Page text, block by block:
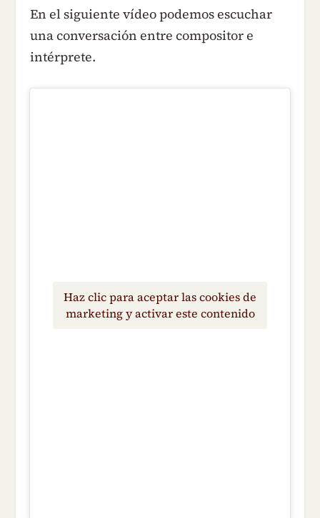
En el siguiente vídeo podemos escuchar
una conversación entre compositor e
intérprete.
Haz clic para aceptar las cookies de
marketing y activar este contenido